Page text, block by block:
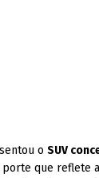
oSUV
que reflete